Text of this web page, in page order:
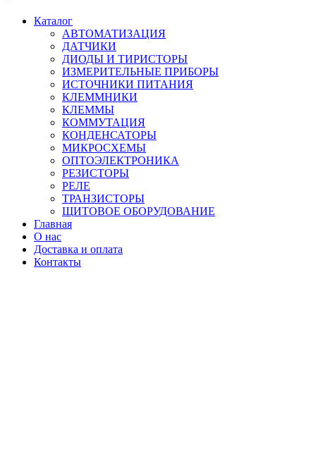
Каталог
АВТОМАТИЗАЦИЯ
ДАТЧИКИ
ДИОДЫ И ТИРИСТОРЫ
ИЗМЕРИТЕЛЬНЫЕ ПРИБОРЫ
ИСТОЧНИКИ ПИТАНИЯ
КЛЕММНИКИ
КЛЕММЫ
КОММУТАЦИЯ
КОНДЕНСАТОРЫ
МИКРОСХЕМЫ
ОПТОЭЛЕКТРОНИКА
РЕЗИСТОРЫ
РЕЛЕ
ТРАНЗИСТОРЫ
ЩИТОВОЕ ОБОРУДОВАНИЕ
Главная
О нас
Доставка и оплата
Контакты